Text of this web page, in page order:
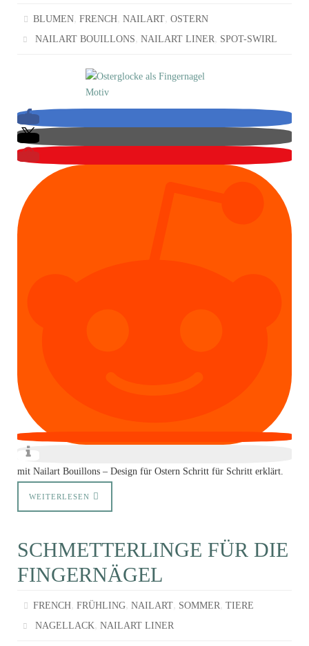
BLUMEN,FRENCH,NAILART,OSTERN
NAILART BOUILLONS,NAILART LINER, SPOT-SWIRL
mit Nailart Bouillons – Design für Ostern Schritt für Schritt erklärt.
WEITERLESEN
SCHMETTERLINGE FÜR DIE
FINGERNÄGEL
FRENCH,FRÜHLING,NAILART, SOMMER,TIERE
NAGELLACK,NAILART LINER